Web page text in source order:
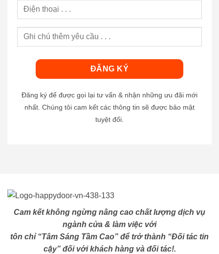
Đăng ký để được gọi lại tư vấn & nhận những ưu đãi mới
nhất. Chúng tôi cam kết các thông tin sẽ được bảo mật
tuyệt đối.
Cam kết không ngừng nâng cao chất lượng dịch vụ
ngành cửa & làm việc với
tôn chỉ “Tâm Sáng Tầm Cao” để trở thành “Đối tác tin
cậy” đối với khách hàng và đối tác!.